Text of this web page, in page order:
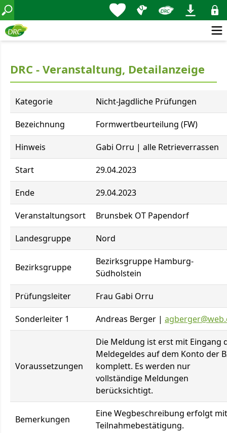
DRC - Veranstaltung, Detailanzeige
Kategorie Nicht-Jagdliche Prüfungen
Bezeichnung Formwertbeurteilung (FW)
Hinweis Gabi Orru | alle Retrieverrassen
Start 29.04.2023
Ende 29.04.2023
Veranstaltungsort Brunsbek OT Papendorf
Landesgruppe Nord
Bezirksgruppe
Bezirksgruppe Hamburg-
Südholstein
Prüfungsleiter Frau Gabi Orru
Sonderleiter 1 Andreas Berger |
Voraussetzungen
Die Meldung ist erst mit Eingang
Meldegeldes auf dem Konto der
komplett. Es werden nur
vollständige Meldungen
berücksichtigt.
Bemerkungen
Eine Wegbeschreibung erfolgt mit
Teilnahmebestätigung.